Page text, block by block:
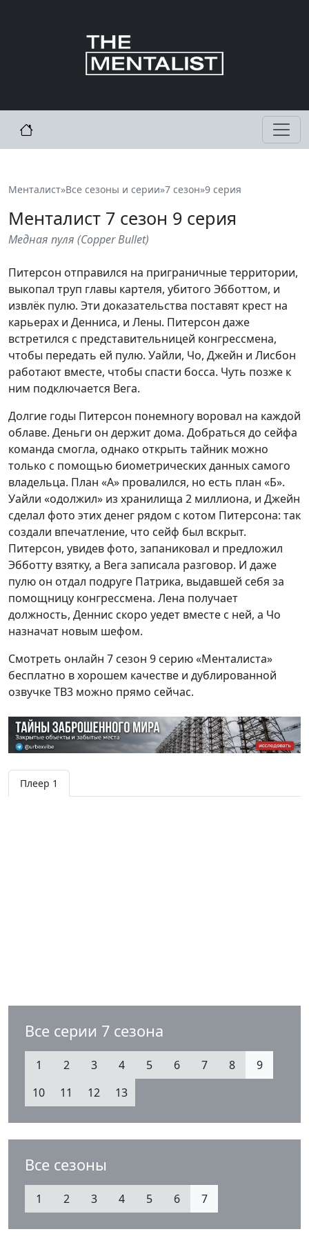
Менталист»Все сезоны и серии»7 сезон»9 серия
Менталист 7 сезон 9 серия
Медная пуля (Copper Bullet)
Питерсон отправился на приграничные территории,
выкопал труп главы картеля, убитого Эбботтом, и
извлёк пулю. Эти доказательства поставят крест на
карьерах и Денниса, и Лены. Питерсон даже
встретился с представительницей конгрессмена,
чтобы передать ей пулю. Уайли, Чо, Джейн и Лисбон
работают вместе, чтобы спасти босса. Чуть позже к
ним подключается Вега.
Долгие годы Питерсон понемногу воровал на каждой
облаве. Деньги он держит дома. Добраться до сейфа
команда смогла, однако открыть тайник можно
только с помощью биометрических данных самого
владельца. План «А» провалился, но есть план «Б».
Уайли «одолжил» из хранилища 2 миллиона, и Джейн
сделал фото этих денег рядом с котом Питерсона: так
создали впечатление, что сейф был вскрыт.
Питерсон, увидев фото, запаниковал и предложил
Эбботту взятку, а Вега записала разговор. И даже
пулю он отдал подруге Патрика, выдавшей себя за
помощницу конгрессмена. Лена получает
должность, Деннис скоро уедет вместе с ней, а Чо
назначат новым шефом.
Смотреть онлайн 7 сезон 9 серию «Менталиста»
бесплатно в хорошем качестве и дублированной
озвучке ТВ3 можно прямо сейчас.
Плеер 1
Все серии 7 сезона
1 2 3 4 5 6 7 8
9
10
11 12 13
Все сезоны
1 2 3 4 5 6 7